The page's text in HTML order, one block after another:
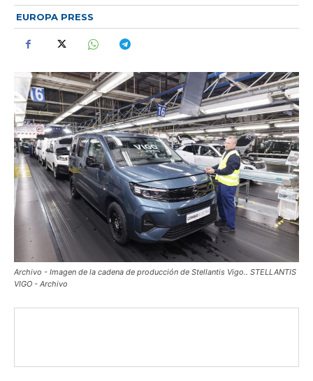
EUROPA PRESS
Archivo - Imagen de la cadena de producción de Stellantis Vigo.. STELLANTIS
VIGO - Archivo